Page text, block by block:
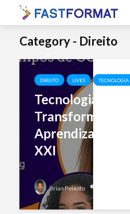
Category - Direito
DIREITO LIVES
Tecnologia na
Transformando a
Aprendizagem
XXI
Brian Peixoto